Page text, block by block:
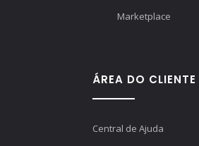
Marketplace
ÁREA DO CLIENTE
Central de Ajuda